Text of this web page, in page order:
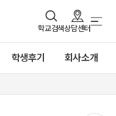
학교검색상담센터
학생후기 회사소개